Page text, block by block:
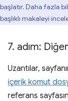
başlatır. Daha fazla
başlıklı makaleyi
7. adım:
Uzantılar,
içerik komut
referans